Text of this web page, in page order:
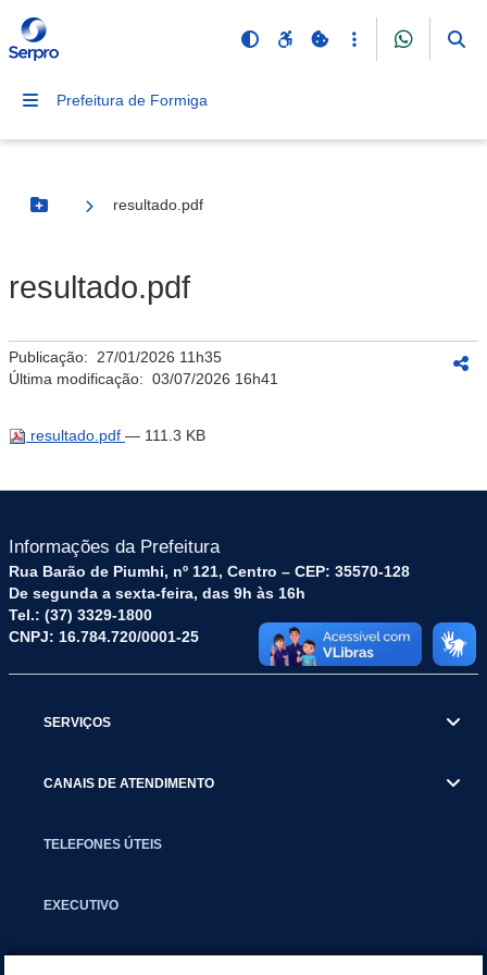
Prefeitura de Formiga
Botão Menu
resultado.pdf
resultado.pdf
Publicação: 27/01/2026 11h35
Última modificação: 03/07/2026 16h41
resultado.pdf — 111.3 KB
Informações da Prefeitura
Rua Barão de Piumhi, nº 121, Centro – CEP: 35570-128
De segunda a sexta-feira, das 9h às 16h
Tel.: (37) 3329-1800
CNPJ: 16.784.720/0001-25
SERVIÇOS
CANAIS DE ATENDIMENTO
TELEFONES ÚTEIS
EXECUTIVO